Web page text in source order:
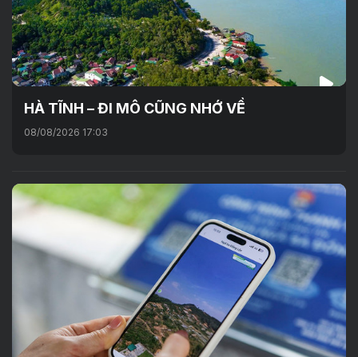
HÀ TĨNH – ĐI MÔ CŨNG NHỚ VỀ
08/08/2026 17:03